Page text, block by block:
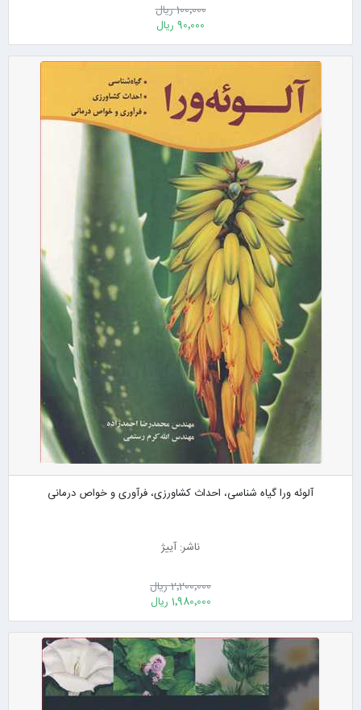
100٬000 ریال
90٬000 ریال
آلوئه ورا گیاه شناسی، احداث کشاورزی، فرآوری و خواص درمانی
ناشر: آییژ
2٬200٬000 ریال
1٬980٬000 ریال